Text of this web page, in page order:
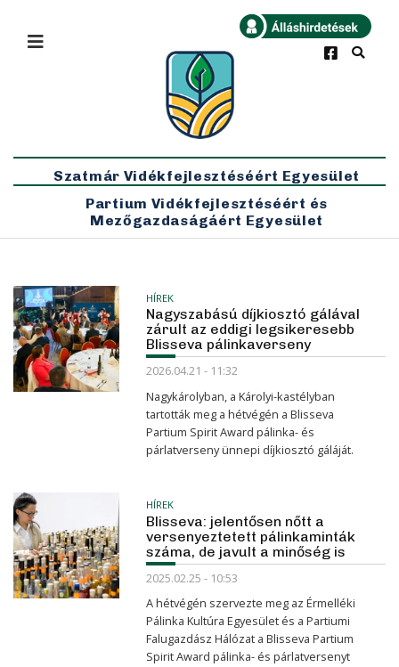
Legfrissebb
×
Szatmár Vidékfejlesztéséért Egyesület
Partium Vidékfejlesztéséért és
Mezőgazdaságáért Egyesület
HÍREK
Nagyszabású díjkiosztó gálával
zárult az eddigi legsikeresebb
Blisseva pálinkaverseny
2026.04.21 - 11:32
Nagykárolyban, a Károlyi-kastélyban
tartották meg a hétvégén a Blisseva
Partium Spirit Award pálinka- és
párlatverseny ünnepi díjkiosztó gáláját.
HÍREK
Blisseva: jelentősen nőtt a
versenyeztetett pálinkaminták
száma, de javult a minőség is
2025.02.25 - 10:53
A hétvégén szervezte meg az Érmelléki
Pálinka Kultúra Egyesület és a Partiumi
Falugazdász Hálózat a Blisseva Partium
Spirit Award pálinka- és párlatversenyt